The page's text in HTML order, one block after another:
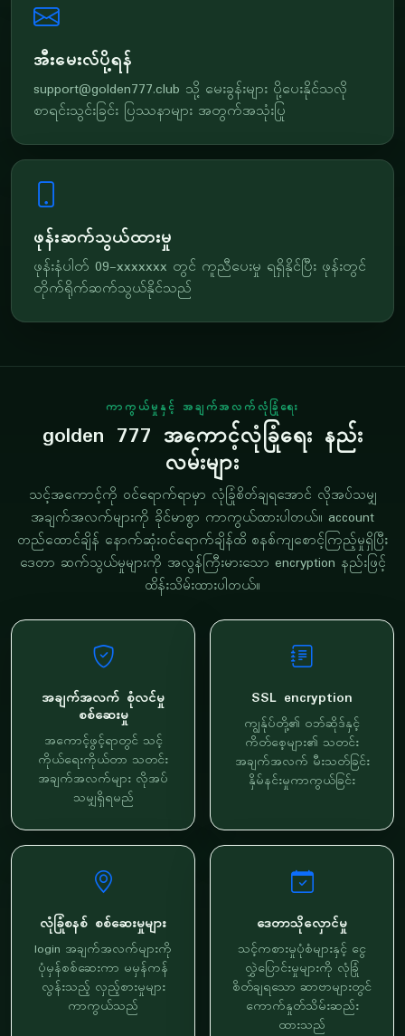
အီးမေးလ်ပို့ရန်
support@golden777.club သို့ မေးခွန်းများ ပို့ပေးနိုင်သလို
စာရင်းသွင်းခြင်း ပြဿနာများ အတွက်အသုံးပြု
ဖုန်းဆက်သွယ်ထားမှု
ဖုန်းနံပါတ် 09-xxxxxxx တွင် ကူညီပေးမှု ရရှိနိုင်ပြီး ဖုန်းတွင်
တိုက်ရိုက်ဆက်သွယ်နိုင်သည်
ကာကွယ်မှုနှင့် အချက်အလက်လုံခြုံရေး
golden 777 အကောင့်လုံခြုံရေး နည်း
လမ်းများ
သင့်အကောင့်ကို ဝင်ရောက်ရာမှာ လုံခြုံစိတ်ချရအောင် လိုအပ်သမျှ
အချက်အလက်များကို ခိုင်မာစွာ ကာကွယ်ထားပါတယ်။ account
တည်ထောင်ချိန် နောက်ဆုံးဝင်ရောက်ချိန်ထိ စနစ်ကျစောင့်ကြည့်မှုရှိပြီး
ဒေတာ ဆက်သွယ်မှုများကို အလွန်ကြီးမားသော encryption နည်းဖြင့်
ထိန်းသိမ်းထားပါတယ်။
အချက်အလက် စုံလင်မှု
စစ်ဆေးမှု
အကောင့်ဖွင့်ရာတွင် သင့်
ကိုယ်ရေးကိုယ်တာ သတင်း
အချက်အလက်များ လိုအပ်
သမျှရှိရမည်
SSL encryption
ကျွန်ုပ်တို့၏ ဝဘ်ဆိုဒ်နှင့်
ကိတ်စေ့များ၏ သတင်း
အချက်အလက် မီးသတ်ခြင်း
နှိမ်နင်းမှုကာကွယ်ခြင်း
လုံခြုံစနစ် စစ်ဆေးမှုများ
login အချက်အလက်များကို
ပုံမှန်စစ်ဆေးကာ မမှန်ကန်
လွန်းသည့် လှည့်စားမှုများ
ကာကွယ်သည်
ဒေတာသိုလှောင်မှု
သင့်ကစားမှုပုံစံများနှင့် ငွေ
လွှဲပြောင်းမှုများကို လုံခြုံ
စိတ်ချရသော ဆာဗာများတွင်
ကောက်နှုတ်သိမ်းဆည်း
ထားသည်